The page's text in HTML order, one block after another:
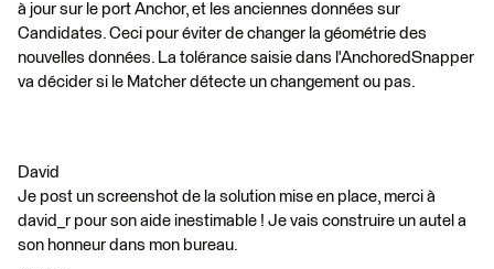
à jour sur le port Anchor, et les anciennes données sur
Candidates. Ceci pour éviter de changer la géométrie des
nouvelles données. La tolérance saisie dans l'AnchoredSnapper
va décider si le Matcher détecte un changement ou pas.
David
Je post un screenshot de la solution mise en place, merci à
david_r pour son aide inestimable ! Je vais construire un autel a
son honneur dans mon bureau.